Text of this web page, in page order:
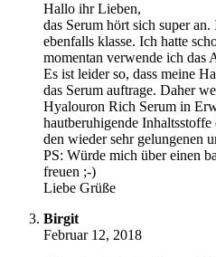
Hallo ihr Lieben,
das Serum hört sich super
ebenfalls klasse. Ich hatte
momentan verwende ich das
Es ist leider so, dass meine
das Serum auftrage. Daher
Hyalouron Rich Serum in
hautberuhigende
den wieder sehr gelungenen
PS: Würde mich über einen
freuen ;-)
Liebe Grüße
Birgit
Februar 12, 2018